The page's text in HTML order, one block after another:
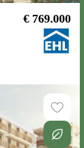
€ 769.000